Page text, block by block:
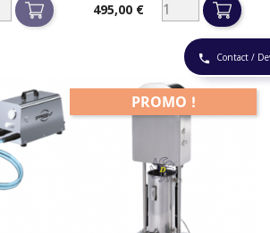
phone Contact /
Prix495,00 €
PROMO !